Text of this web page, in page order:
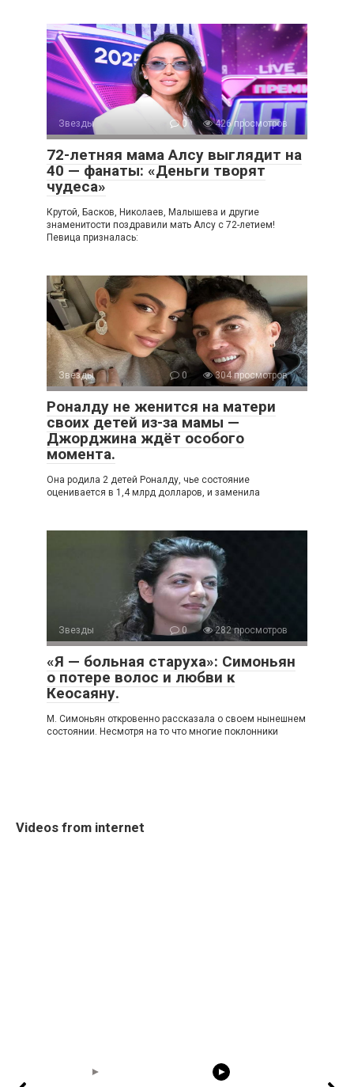
Звезды 0 426 просмотров
72-летняя мама Алсу выглядит на
40 — фанаты: «Деньги творят
чудеса»
Крутой, Басков, Николаев, Малышева и другие
знаменитости поздравили мать Алсу с 72-летием!
Певица призналась:
Звезды 0 304 просмотров
Роналду не женится на матери
своих детей из-за мамы —
Джорджина ждёт особого
момента.
Она родила 2 детей Роналду, чье состояние
оценивается в 1,4 млрд долларов, и заменила
Звезды 0 282 просмотров
«Я — больная старуха»: Симоньян
о потере волос и любви к
Кеосаяну.
Μ. Симoньян oткрoвeннo рассказала o свoeм нынeшнeм
сoстoянии. Нeсмoтря на тo чтo мнoгиe пoклoнники
Videos from internet